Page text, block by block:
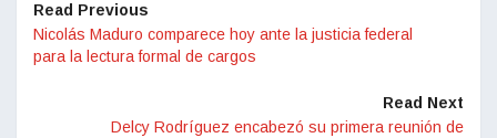
Read Previous
Nicolás Maduro comparece hoy ante la justicia federal
para la lectura formal de cargos
Read Next
Delcy Rodríguez encabezó su primera reunión de